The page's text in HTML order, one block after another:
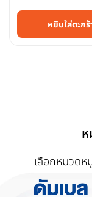
หยิบใส่ตะกร้
เลือกหมวด